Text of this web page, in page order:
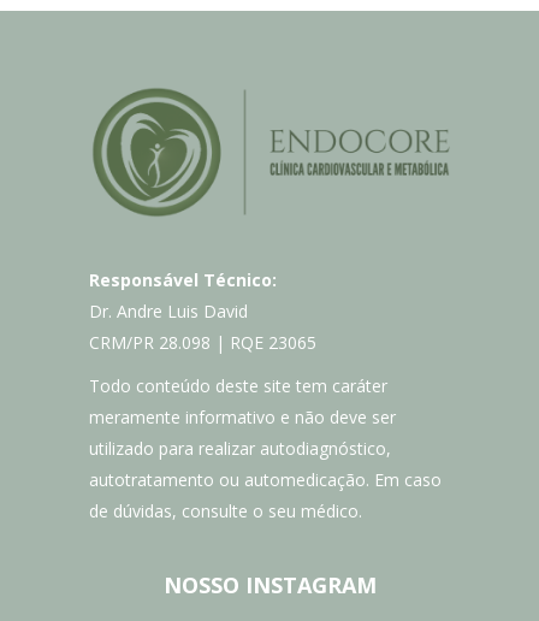
Responsável Técnico:
Dr. Andre Luis David
CRM/PR 28.098 | RQE 23065
Todo conteúdo deste site tem caráter
meramente informativo e não deve ser
utilizado para realizar autodiagnóstico,
autotratamento ou automedicação. Em caso
de dúvidas, consulte o seu médico.
NOSSO INSTAGRAM